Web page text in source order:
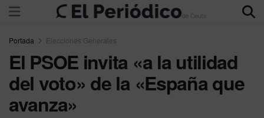
Portada Elecciones Generales
El PSOE invita «a la utilidad
del voto» de la «España que
avanza»